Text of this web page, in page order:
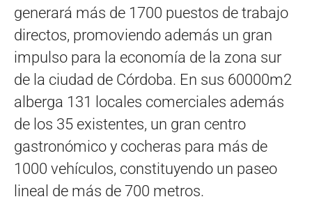
generará más de 1700 puestos de trabajo
directos, promoviendo además un gran
impulso para la economía de la zona sur
de la ciudad de Córdoba. En sus 60000m2
alberga 131 locales comerciales además
de los 35 existentes, un gran centro
gastronómico y cocheras para más de
1000 vehículos, constituyendo un paseo
lineal de más de 700 metros.